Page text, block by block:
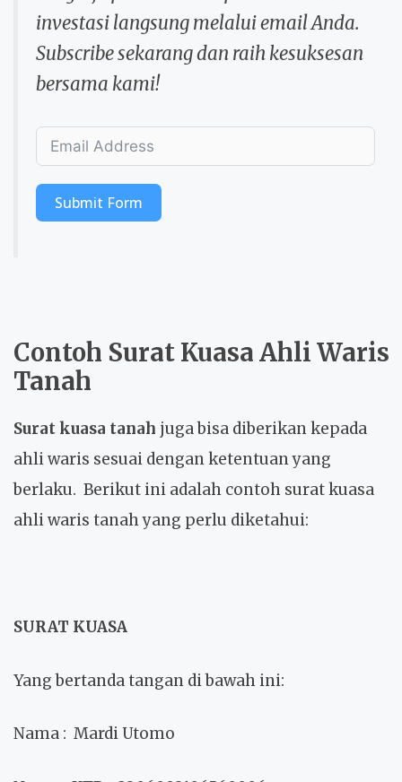
investasi langsung melalui email Anda.
Subscribe sekarang dan raih kesuksesan
bersama kami!
Submit Form
Contoh Surat Kuasa Ahli Waris
Tanah
Surat kuasa tanah juga bisa diberikan kepada
ahli waris sesuai dengan ketentuan yang
berlaku. Berikut ini adalah contoh surat kuasa
ahli waris tanah yang perlu diketahui:
SURAT KUASA
Yang bertanda tangan di bawah ini:
Nama : Mardi Utomo